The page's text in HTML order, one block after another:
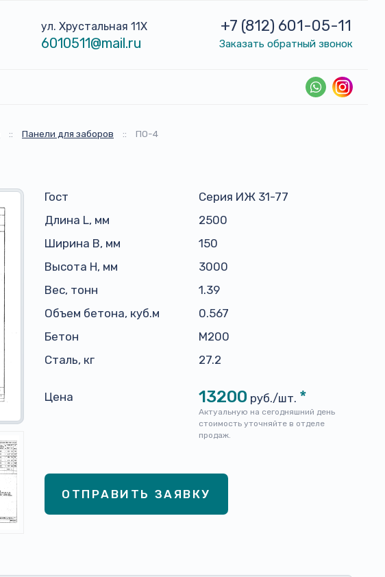
ул. Хрустальная 11Х
6010511@mail.ru
+7 (812) 601-05-11
Заказать обратный звонок
:: Панели для заборов :: ПО-4
Гост
Серия ИЖ 31-77
Длина L, мм
2500
Ширина B, мм
150
Высота H, мм
3000
Вес, тонн
1.39
Объем бетона, куб.м
0.567
Бетон
M200
Сталь, кг
27.2
Цена 13200 руб./шт. *
Актуальную на сегодняшний день
стоимость уточняйте в отделе
продаж.
ОТПРАВИТЬ ЗАЯВКУ